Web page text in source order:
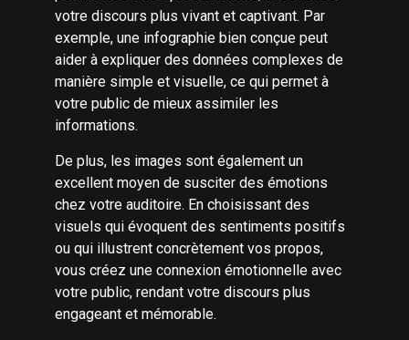
votre discours plus vivant et captivant. Par
exemple, une infographie bien conçue peut
aider à expliquer des données complexes de
manière simple et visuelle, ce qui permet à
votre public de mieux assimiler les
informations.
De plus, les images sont également un
excellent moyen de susciter des émotions
chez votre auditoire. En choisissant des
visuels qui évoquent des sentiments positifs
ou qui illustrent concrètement vos propos,
vous créez une connexion émotionnelle avec
votre public, rendant votre discours plus
engageant et mémorable.